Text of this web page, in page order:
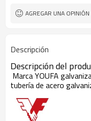
AGREGAR UNA OPINIÓN
Descripción
Descripción del
Marca YOUFA
tubería de acero